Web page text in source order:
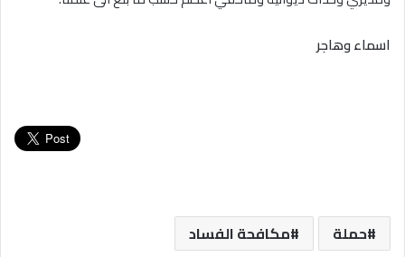
اسماء وهاجر
حملة مكافحة الفساد